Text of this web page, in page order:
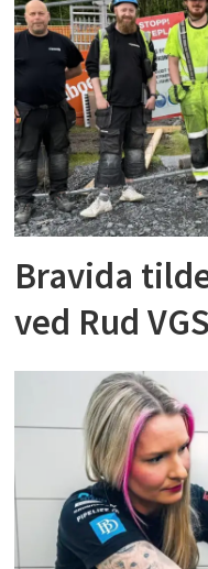
Bravida
ved Rud VGS